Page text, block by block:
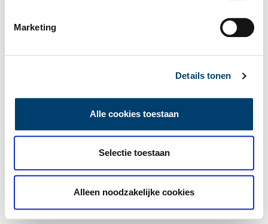
Marketing
Details tonen
Alle cookies toestaan
Selectie toestaan
Alleen noodzakelijke cookies